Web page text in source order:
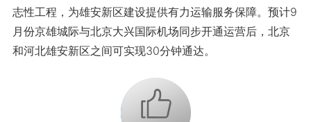
志性工程，为雄安新区建设提供有力运输服务保障。预计9
月份京雄城际与北京大兴国际机场同步开通运营后，北京
和河北雄安新区之间可实现30分钟通达。
+1